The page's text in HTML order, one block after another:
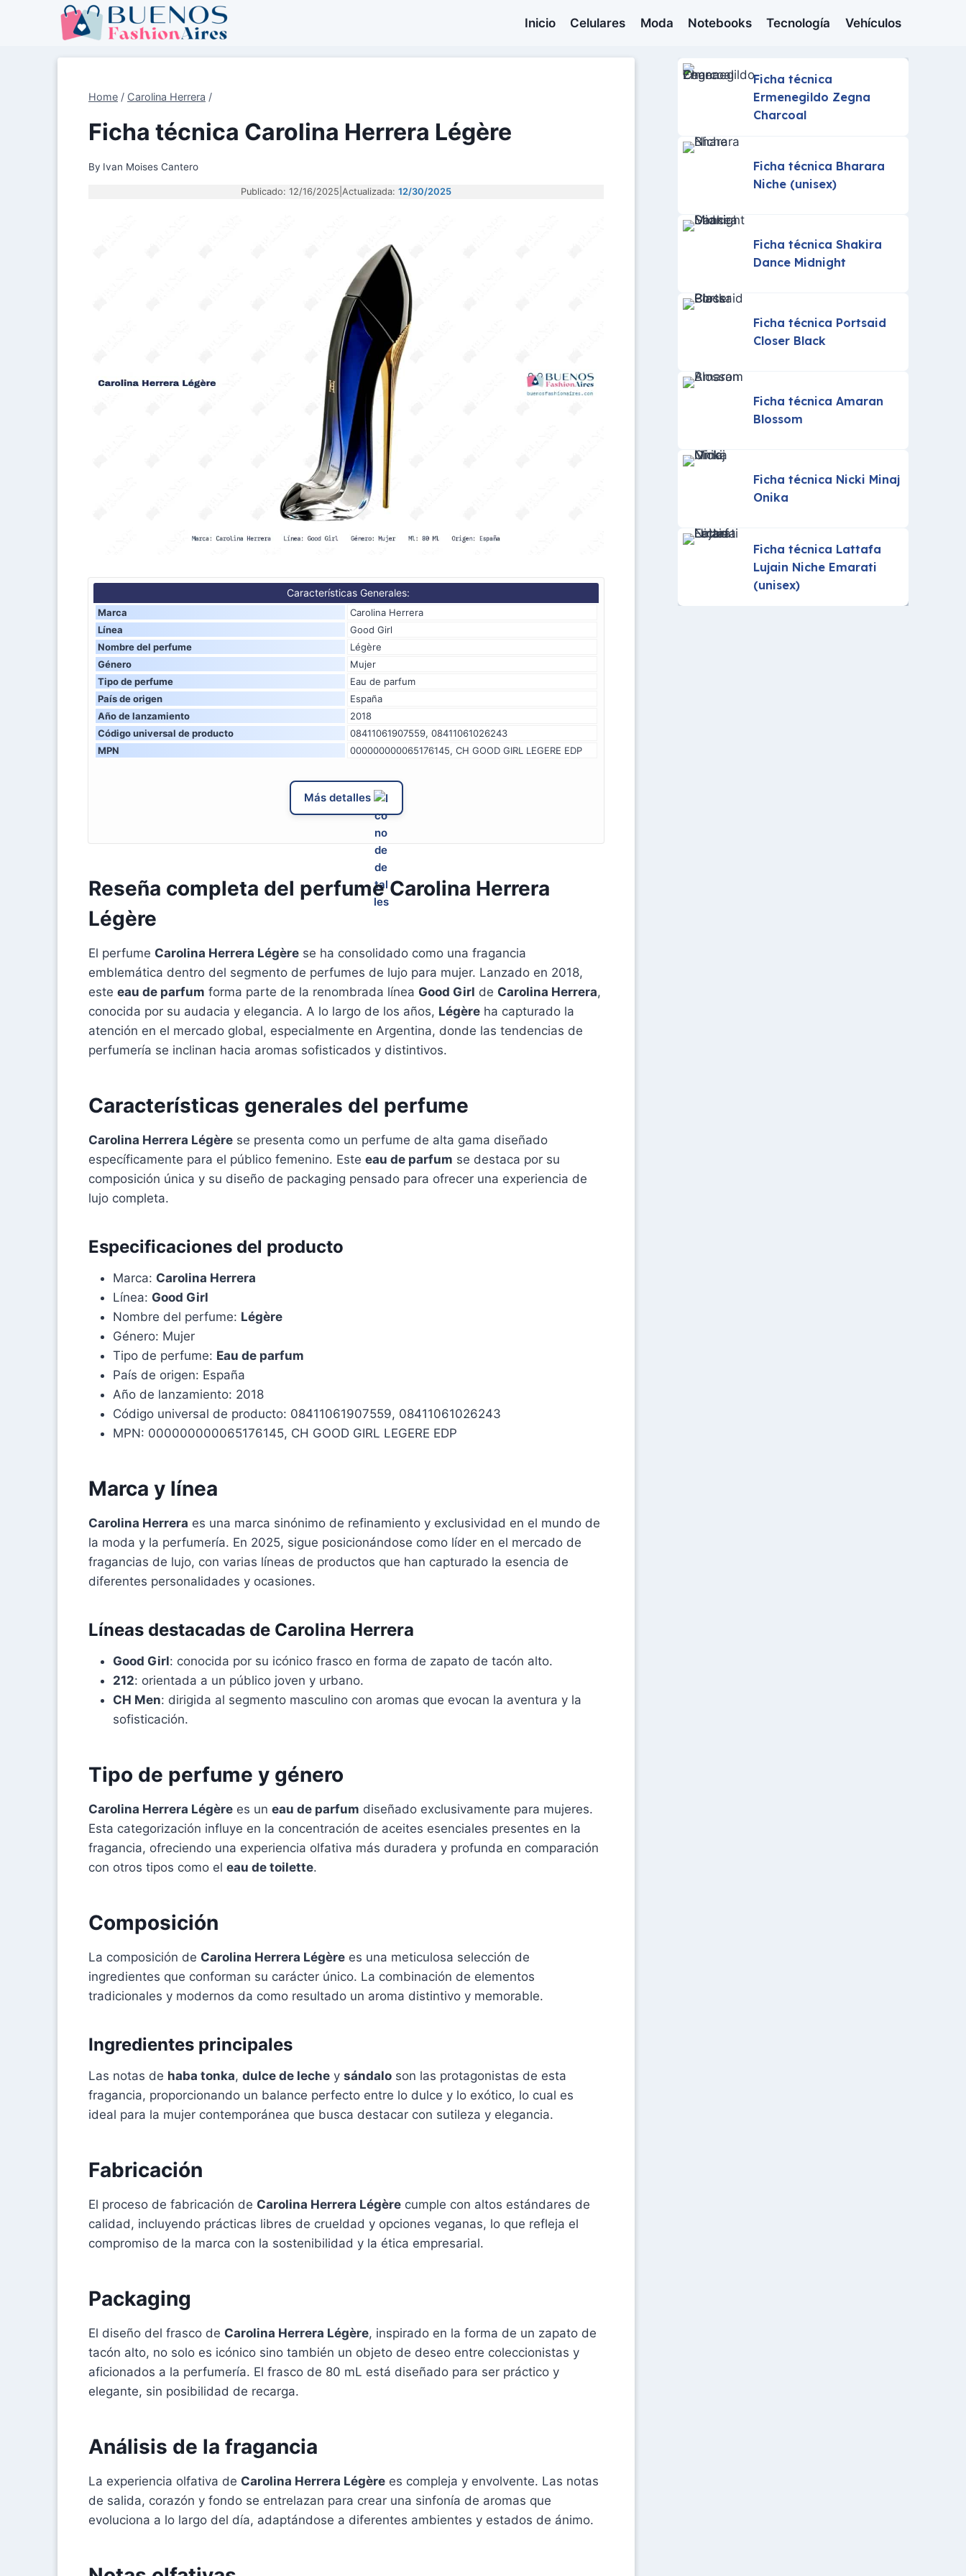
Inicio Celulares Moda Notebooks Tecnología Vehículos
Home / Carolina Herrera /
Ficha técnica Carolina Herrera Légère
By Ivan Moises Cantero
Publicado: 12/16/2025 Actualizada:12/30/2025
Características Generales:
Marca
Carolina Herrera
Línea
Good Girl
Nombre del perfume
Légère
Género
Mujer
Tipo de perfume
Eau de parfum
País de origen
España
Año de lanzamiento
2018
Código universal de producto
08411061907559, 08411061026243
MPN
000000000065176145, CH GOOD GIRL LEGERE EDP
Más detalles
Reseña completa del perfume Carolina Herrera
Légère
El perfume Carolina Herrera Légère se ha consolidado como una fragancia
emblemática dentro del segmento de perfumes de lujo para mujer. Lanzado en 2018,
este eau de parfum forma parte de la renombrada línea Good Girl de Carolina Herrera,
conocida por su audacia y elegancia. A lo largo de los años, Légère ha capturado la
atención en el mercado global, especialmente en Argentina, donde las tendencias de
perfumería se inclinan hacia aromas sofisticados y distintivos.
Características generales del perfume
Carolina Herrera Légère se presenta como un perfume de alta gama diseñado
específicamente para el público femenino. Este eau de parfum se destaca por su
composición única y su diseño de packaging pensado para ofrecer una experiencia de
lujo completa.
Especificaciones del producto
Marca: Carolina Herrera
Línea: Good Girl
Nombre del perfume: Légère
Género: Mujer
Tipo de perfume: Eau de parfum
País de origen: España
Año de lanzamiento: 2018
Código universal de producto: 08411061907559, 08411061026243
MPN: 000000000065176145, CH GOOD GIRL LEGERE EDP
Marca y línea
Carolina Herrera es una marca sinónimo de refinamiento y exclusividad en el mundo de
la moda y la perfumería. En 2025, sigue posicionándose como líder en el mercado de
fragancias de lujo, con varias líneas de productos que han capturado la esencia de
diferentes personalidades y ocasiones.
Líneas destacadas de Carolina Herrera
Good Girl: conocida por su icónico frasco en forma de zapato de tacón alto.
212: orientada a un público joven y urbano.
CH Men: dirigida al segmento masculino con aromas que evocan la aventura y la
sofisticación.
Tipo de perfume y género
Carolina Herrera Légère es un eau de parfum diseñado exclusivamente para mujeres.
Esta categorización influye en la concentración de aceites esenciales presentes en la
fragancia, ofreciendo una experiencia olfativa más duradera y profunda en comparación
con otros tipos como el eau de toilette.
Composición
La composición de Carolina Herrera Légère es una meticulosa selección de
ingredientes que conforman su carácter único. La combinación de elementos
tradicionales y modernos da como resultado un aroma distintivo y memorable.
Ingredientes principales
Las notas de haba tonka, dulce de leche y sándalo son las protagonistas de esta
fragancia, proporcionando un balance perfecto entre lo dulce y lo exótico, lo cual es
ideal para la mujer contemporánea que busca destacar con sutileza y elegancia.
Fabricación
El proceso de fabricación de Carolina Herrera Légère cumple con altos estándares de
calidad, incluyendo prácticas libres de crueldad y opciones veganas, lo que refleja el
compromiso de la marca con la sostenibilidad y la ética empresarial.
Packaging
El diseño del frasco de Carolina Herrera Légère, inspirado en la forma de un zapato de
tacón alto, no solo es icónico sino también un objeto de deseo entre coleccionistas y
aficionados a la perfumería. El frasco de 80 mL está diseñado para ser práctico y
elegante, sin posibilidad de recarga.
Análisis de la fragancia
La experiencia olfativa de Carolina Herrera Légère es compleja y envolvente. Las notas
de salida, corazón y fondo se entrelazan para crear una sinfonía de aromas que
evoluciona a lo largo del día, adaptándose a diferentes ambientes y estados de ánimo.
Ficha técnica
Ermenegildo Zegna
Charcoal
Ficha técnica Bharara
Niche (unisex)
Ficha técnica Shakira
Dance Midnight
Ficha técnica Portsaid
Closer Black
Ficha técnica Amaran
Blossom
Ficha técnica Nicki Minaj
Onika
Ficha técnica Lattafa
Lujain Niche Emarati
(unisex)